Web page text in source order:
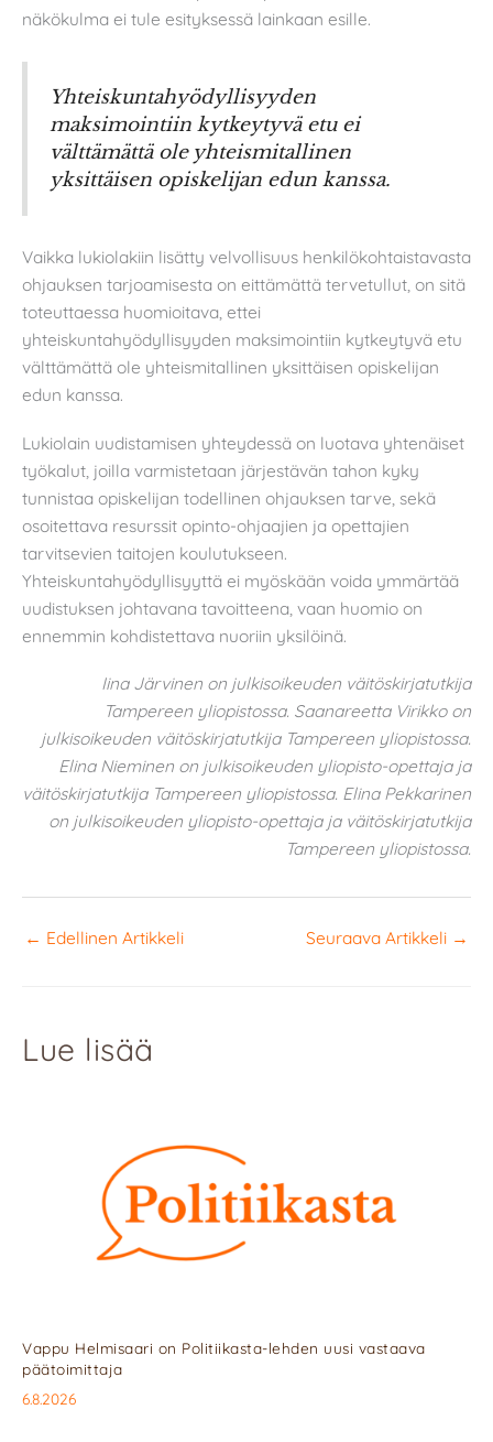
näkökulma ei tule esityksessä lainkaan esille.
Yhteiskuntahyödyllisyyden
maksimointiin kytkeytyvä etu ei
välttämättä ole yhteismitallinen
yksittäisen opiskelijan edun kanssa.
Vaikka lukiolakiin lisätty velvollisuus henkilökohtaistavasta
ohjauksen tarjoamisesta on eittämättä tervetullut, on sitä
toteuttaessa huomioitava, ettei
yhteiskuntahyödyllisyyden maksimointiin kytkeytyvä etu
välttämättä ole yhteismitallinen yksittäisen opiskelijan
edun kanssa.
Lukiolain uudistamisen yhteydessä on luotava yhtenäiset
työkalut, joilla varmistetaan järjestävän tahon kyky
tunnistaa opiskelijan todellinen ohjauksen tarve, sekä
osoitettava resurssit opinto-ohjaajien ja opettajien
tarvitsevien taitojen koulutukseen.
Yhteiskuntahyödyllisyyttä ei myöskään voida ymmärtää
uudistuksen johtavana tavoitteena, vaan huomio on
ennemmin kohdistettava nuoriin yksilöinä.
Iina Järvinen on julkisoikeuden väitöskirjatutkija
Tampereen yliopistossa. Saanareetta Virikko on
julkisoikeuden väitöskirjatutkija Tampereen yliopistossa.
Elina Nieminen on julkisoikeuden yliopisto-opettaja ja
väitöskirjatutkija Tampereen yliopistossa. Elina Pekkarinen
on julkisoikeuden yliopisto-opettaja ja väitöskirjatutkija
Tampereen yliopistossa.
← Edellinen Artikkeli Seuraava Artikkeli →
Lue lisää
Vappu Helmisaari on Politiikasta-lehden uusi vastaava
päätoimittaja
6.8.2026